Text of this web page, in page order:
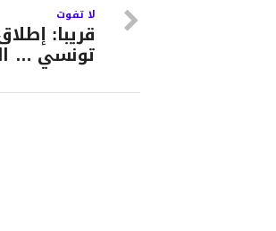
لا تفوت
قريبا:
تونسي …